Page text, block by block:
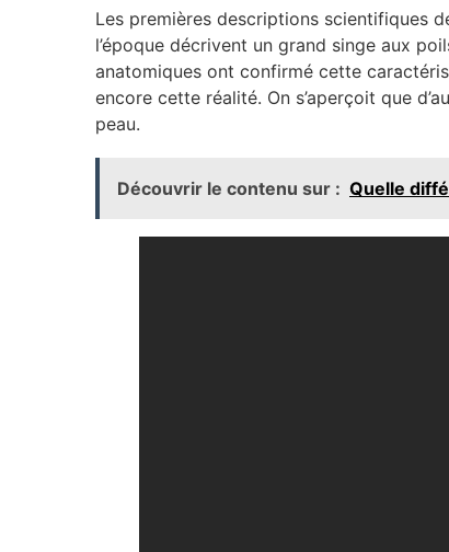
Les premières descriptions scientifiques
l’époque décrivent un grand singe aux
anatomiques ont confirmé cette
encore cette réalité. On s’aperçoit que
peau.
Découvrir le contenu sur : Quelle